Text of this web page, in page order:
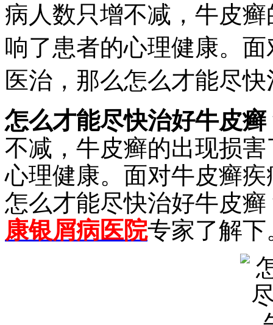
病人数只增不减，牛皮
响了患者的心理健康。
医治，那么怎么才能尽快
怎么才能尽快治好牛皮癣
不减，牛皮癣的出现损
心理健康。面对牛皮癣
怎么才能尽快治好牛皮
康银屑病医院专家了解下